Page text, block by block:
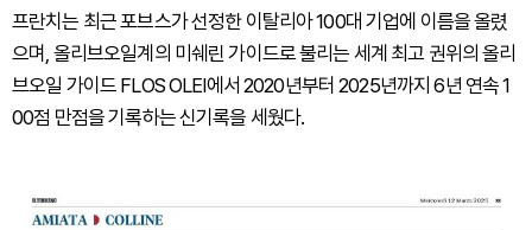
프란치는 최근 포브스가 선정한 이탈리아 100대 기업에 이름을 올렸
으며, 올리브오일계의 미쉐린 가이드로 불리는 세계 최고 권위의 올리
브오일 가이드 FLOS OLEI에서 2020년부터 2025년까지 6년 연속 1
00점 만점을 기록하는 신기록을 세웠다.